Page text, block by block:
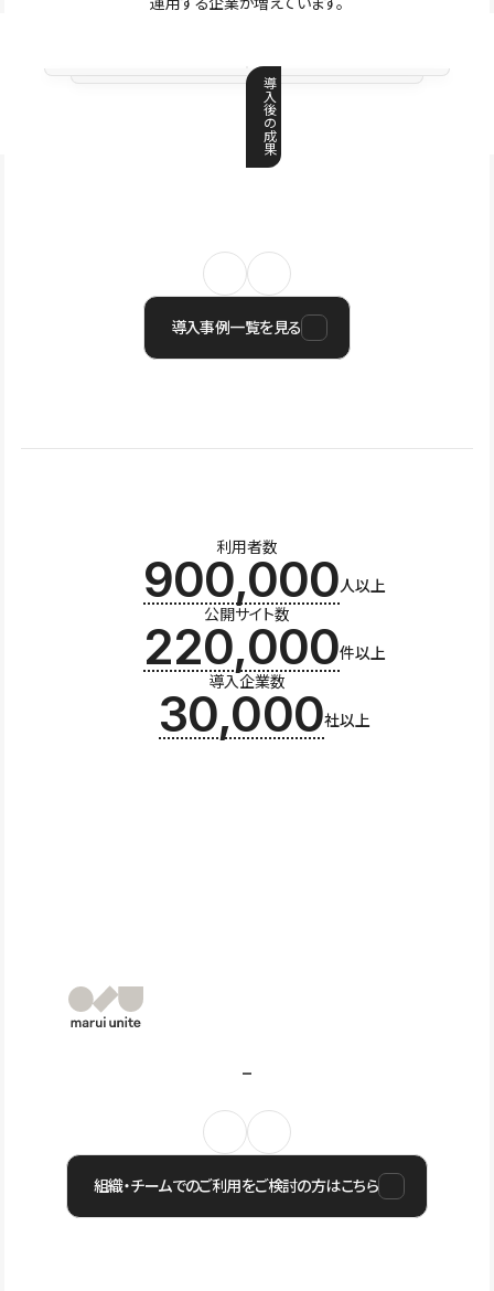
導
入
後
の
成
果
導入事例一覧を見る
利用者数
900,000人以上
公開サイト数
220,000件以上
導入企業数
30,000社以上
組織・チームでのご利用をご検討の方はこちら